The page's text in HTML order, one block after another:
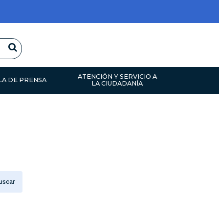
Buscar
DE PRENSA
ATENCIÓN Y SERVICIO A
LA CIUDADANÍA